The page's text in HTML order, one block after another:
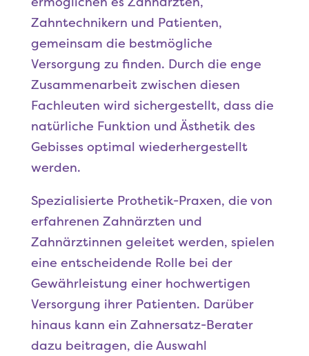
Zahntechnikern und Patienten,
gemeinsam die bestmögliche
Versorgung zu finden. Durch die enge
Zusammenarbeit zwischen diesen
Fachleuten wird sichergestellt, dass die
natürliche Funktion und Ästhetik des
Gebisses optimal wiederhergestellt
werden.
Spezialisierte Prothetik-Praxen, die von
erfahrenen Zahnärzten und
Zahnärztinnen geleitet werden, spielen
eine entscheidende Rolle bei der
Gewährleistung einer hochwertigen
Versorgung ihrer Patienten. Darüber
hinaus kann ein Zahnersatz-Berater
dazu beitragen, die Auswahl